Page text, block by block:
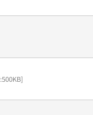
500KB]